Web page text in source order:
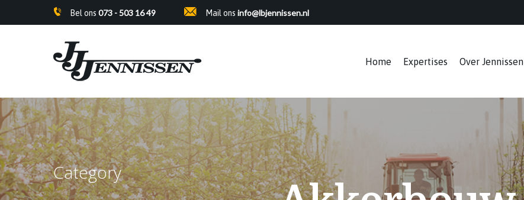
main
Bel ons 073 - 503 16 49 Mail ons info@lbjennissen.nl
Home Expertises Over Jennissen
Category